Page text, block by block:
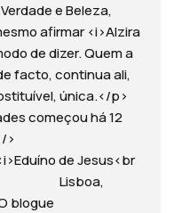
e Beleza,
afirmar <i>Alzira
de dizer. Quem a
facto, continua ali,
única.</p>
começou há 12
>
Jesus<br
blogue